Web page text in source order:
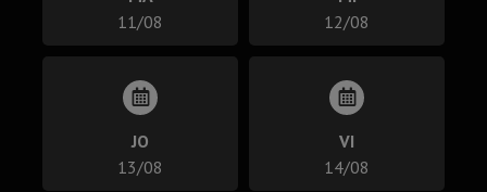
11/08
12/08
JO
13/08
VI
14/08